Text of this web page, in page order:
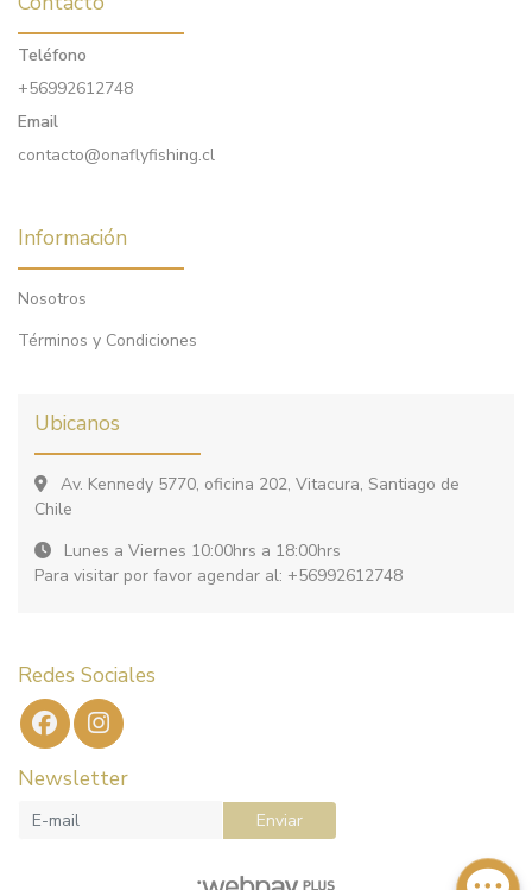
Teléfono
+56992612748
Email
contacto@onaflyfishing.cl
Información
Nosotros
Términos y Condiciones
Ubicanos
Av. Kennedy 5770, oficina 202, Vitacura, Santiago de
Chile
Lunes a Viernes 10:00hrs a 18:00hrs
Para visitar por favor agendar al: +56992612748
Redes Sociales
Newsletter
Enviar